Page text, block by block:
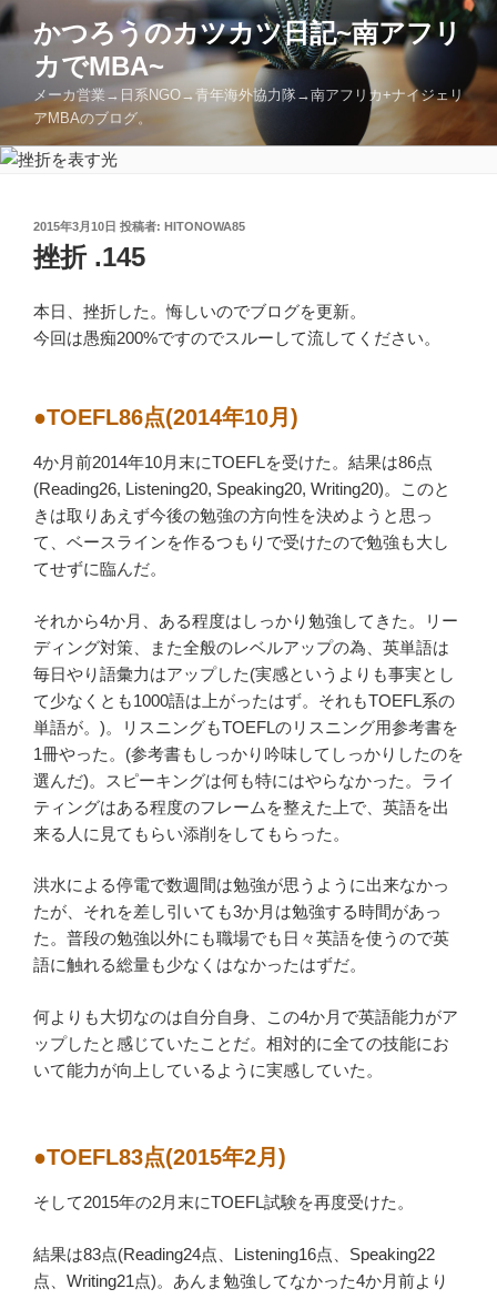
コ
ン
へ
かつろうのカツカツ日記~南アフリ
カでMBA~
メーカ営業→日系NGO→青年海外協力隊→南アフリカ+ナイジェリ
アMBAのブログ。
投
稿
日:
2015年3月10日 投稿者: HITONOWA85
挫折 .145
本日、挫折した。悔しいのでブログを更新。
今回は愚痴200%ですのでスルーして流してください。
●TOEFL86点(2014年10月)
4か月前2014年10月末にTOEFLを受けた。結果は86点
(Reading26, Listening20, Speaking20, Writing20)。このと
きは取りあえず今後の勉強の方向性を決めようと思っ
て、ベースラインを作るつもりで受けたので勉強も大し
てせずに臨んだ。
それから4か月、ある程度はしっかり勉強してきた。リー
ディング対策、また全般のレベルアップの為、英単語は
毎日やり語彙力はアップした(実感というよりも事実とし
て少なくとも1000語は上がったはず。それもTOEFL系の
単語が。)。リスニングもTOEFLのリスニング用参考書を
1冊やった。(参考書もしっかり吟味してしっかりしたのを
選んだ)。スピーキングは何も特にはやらなかった。ライ
ティングはある程度のフレームを整えた上で、英語を出
来る人に見てもらい添削をしてもらった。
洪水による停電で数週間は勉強が思うように出来なかっ
たが、それを差し引いても3か月は勉強する時間があっ
た。普段の勉強以外にも職場でも日々英語を使うので英
語に触れる総量も少なくはなかったはずだ。
何よりも大切なのは自分自身、この4か月で英語能力がア
ップしたと感じていたことだ。相対的に全ての技能にお
いて能力が向上しているように実感していた。
●TOEFL83点(2015年2月)
そして2015年の2月末にTOEFL試験を再度受けた。
結果は83点(Reading24点、Listening16点、Speaking22
点、Writing21点)。あんま勉強してなかった4か月前より